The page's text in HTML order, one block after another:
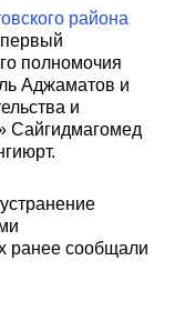
района
первый
полномочия
Аджаматов и
и
Сайгидмагомед
ранее сообщали